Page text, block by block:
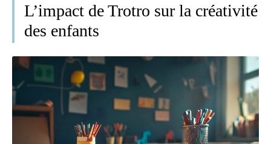
L’impact de Trotro sur la créativité
des enfants